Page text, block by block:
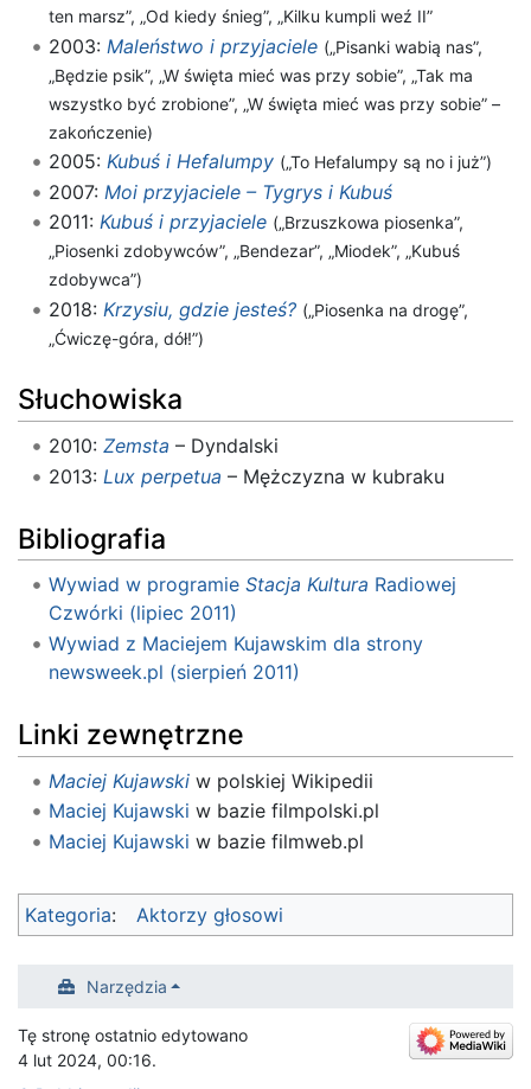
ten marsz”, „Od kiedy śnieg”, „Kilku kumpli weź II”
2003: Maleństwo i przyjaciele („Pisanki wabią nas”,
„Będzie psik”, „W święta mieć was przy sobie”, „Tak ma
wszystko być zrobione”, „W święta mieć was przy sobie” –
zakończenie)
2005: Kubuś i Hefalumpy („To Hefalumpy są no i już”)
2007: Moi przyjaciele – Tygrys i Kubuś
2011: Kubuś i przyjaciele („Brzuszkowa piosenka”,
„Piosenki zdobywców”, „Bendezar”, „Miodek”, „Kubuś
zdobywca”)
2018: Krzysiu, gdzie jesteś? („Piosenka na drogę”,
„Ćwiczę-góra, dół!”)
Słuchowiska
2010: Zemsta – Dyndalski
2013: Lux perpetua – Mężczyzna w kubraku
Bibliografia
Wywiad w programie Stacja Kultura Radiowej
Czwórki (lipiec 2011)
Wywiad z Maciejem Kujawskim dla strony
newsweek.pl (sierpień 2011)
Linki zewnętrzne
Maciej Kujawskiw polskiej Wikipedii
Maciej Kujawski w bazie filmpolski.pl
Maciej Kujawski w bazie filmweb.pl
Kategoria: Aktorzy głosowi
Narzędzia
Tę stronę ostatnio edytowano
4 lut 2024, 00:16.